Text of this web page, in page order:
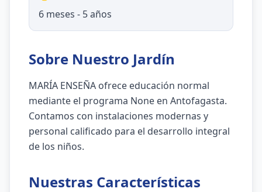
6 meses - 5 años
Sobre Nuestro Jardín
MARÍA ENSEÑA ofrece educación normal
mediante el programa None en Antofagasta.
Contamos con instalaciones modernas y
personal calificado para el desarrollo integral
de los niños.
Nuestras Características